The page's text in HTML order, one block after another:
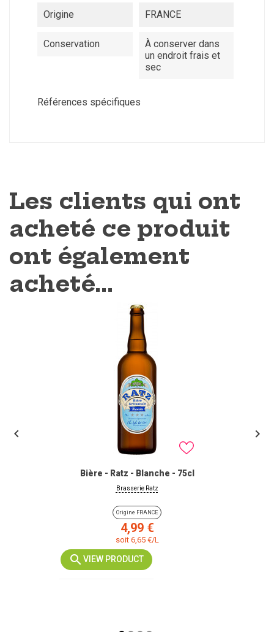
Origine
FRANCE
Conservation
À conserver dans
un endroit frais et
sec
Références spécifiques
Les clients qui ont
acheté ce produit
ont également
acheté...
Bière - Ratz - Blanche - 75cl
Brasserie Ratz
Origine FRANCE
Prix
4,99 €
soit 6,65 €/L
VIEW PRODUCT
 